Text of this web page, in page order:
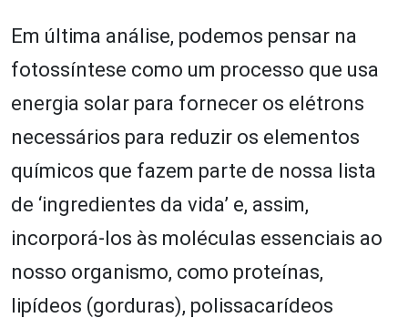
Em última análise, podemos pensar na
fotossíntese como um processo que usa
energia solar para fornecer os elétrons
necessários para reduzir os elementos
químicos que fazem parte de nossa lista
de ‘ingredientes da vida’ e, assim,
incorporá-los às moléculas essenciais ao
nosso organismo, como proteínas,
lipídeos (gorduras), polissacarídeos